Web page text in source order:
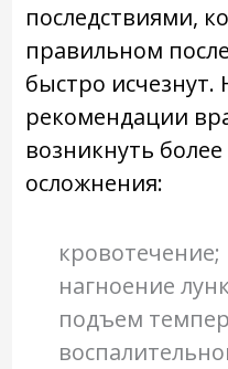
последствиями,
правильном
быстро исчезнут.
рекомендации
возникнуть
осложнения:
кровотечение;
нагноение
подъем